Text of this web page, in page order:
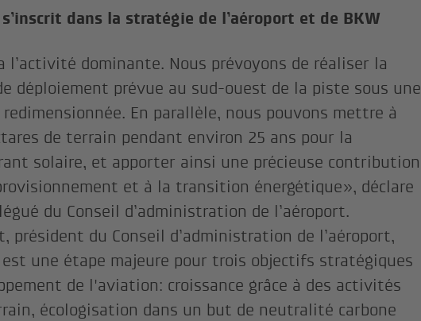
dans la stratégie de l’aéroport et de BKW
l’activité dominante. Nous prévoyons de réaliser la
déploiement prévue au sud-ouest de la piste sous une
En parallèle, nous pouvons mettre à
de terrain pendant environ 25 ans pour la
solaire, et apporter ainsi une précieuse contribution
et à la transition énergétique», déclare
du Conseil d’administration de l’aéroport.
président du Conseil d’administration de l’aéroport,
une étape majeure pour trois objectifs stratégiques
de l'aviation: croissance grâce à des activités
écologisation dans un but de neutralité carbone